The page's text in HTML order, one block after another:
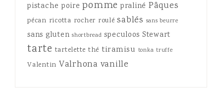
pistache poire pomme praliné Pâques
pécan ricotta rocher roulé sablés sans beurre
sans gluten shortbread speculoos Stewart
tarte tartelette thé tiramisu tonka truffe
Valentin Valrhona vanille